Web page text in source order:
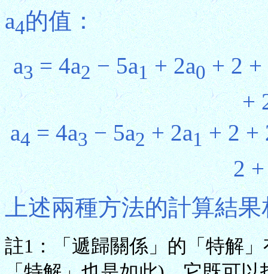
a4的值：
a3= 4a2− 5a1+ 2a0+ 2 +
+
a4= 4a3− 5a2+ 2a1+ 2 +
2
上述兩種方法的計算結
註1：「遞歸關係」的「特解